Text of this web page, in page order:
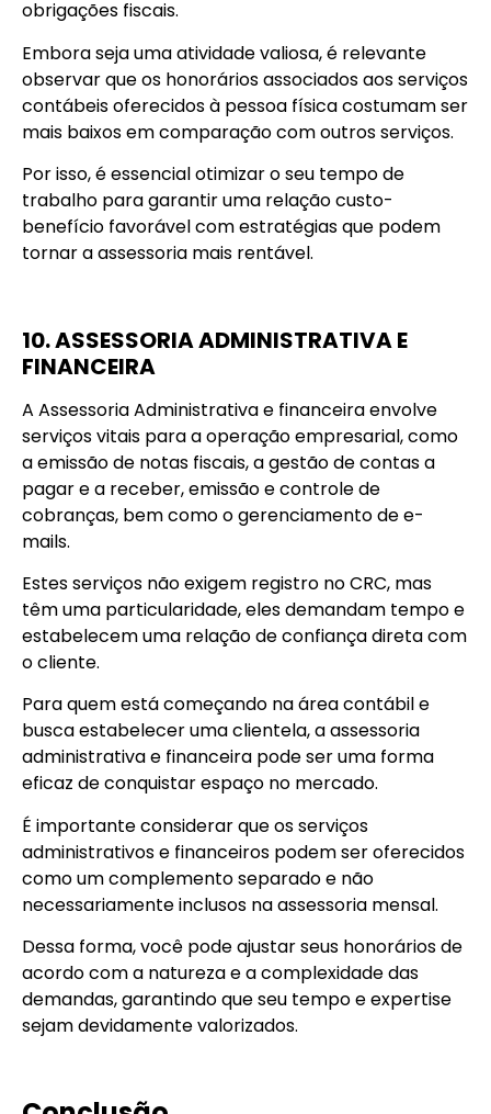
obrigações fiscais.
Embora seja uma atividade valiosa, é relevante
observar que os honorários associados aos serviços
contábeis oferecidos à pessoa física costumam ser
mais baixos em comparação com outros serviços.
Por isso, é essencial otimizar o seu tempo de
trabalho para garantir uma relação custo-
benefício favorável com estratégias que podem
tornar a assessoria mais rentável.
10. ASSESSORIA ADMINISTRATIVA E
FINANCEIRA
A Assessoria Administrativa e financeira envolve
serviços vitais para a operação empresarial, como
a emissão de notas fiscais, a gestão de contas a
pagar e a receber, emissão e controle de
cobranças, bem como o gerenciamento de e-
mails.
Estes serviços não exigem registro no CRC, mas
têm uma particularidade, eles demandam tempo e
estabelecem uma relação de confiança direta com
o cliente.
Para quem está começando na área contábil e
busca estabelecer uma clientela, a assessoria
administrativa e financeira pode ser uma forma
eficaz de conquistar espaço no mercado.
É importante considerar que os serviços
administrativos e financeiros podem ser oferecidos
como um complemento separado e não
necessariamente inclusos na assessoria mensal.
Dessa forma, você pode ajustar seus honorários de
acordo com a natureza e a complexidade das
demandas, garantindo que seu tempo e expertise
sejam devidamente valorizados.